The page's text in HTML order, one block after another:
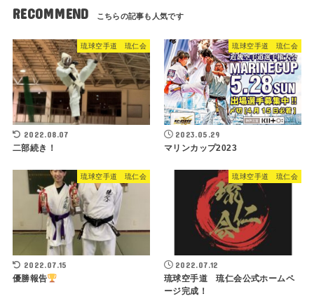
RECOMMEND
琉球空手道 琉仁会
2022.08.07
二部続き！
琉球空手道 琉仁会
2023.05.29
マリンカップ2023
琉球空手道 琉仁会
2022.07.15
優勝報告
琉球空手道 琉仁会
2022.07.12
琉球空手道 琉仁会公式ホームペ
ージ完成！